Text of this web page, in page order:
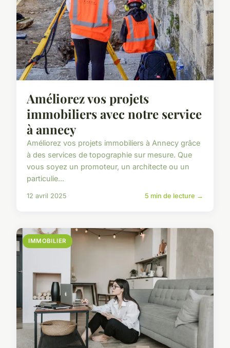
Améliorez vos projets
immobiliers avec notre service
à annecy
Améliorez vos projets immobiliers à Annecy grâce
à des services de topographie sur mesure. Que
vous soyez un promoteur, un architecte ou un
particulie...
12 avril 2025 5 min de lecture →
IMMOBILIER